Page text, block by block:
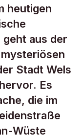
heutigen
geht aus der
Stadt Wels
Es
die im
Wüste